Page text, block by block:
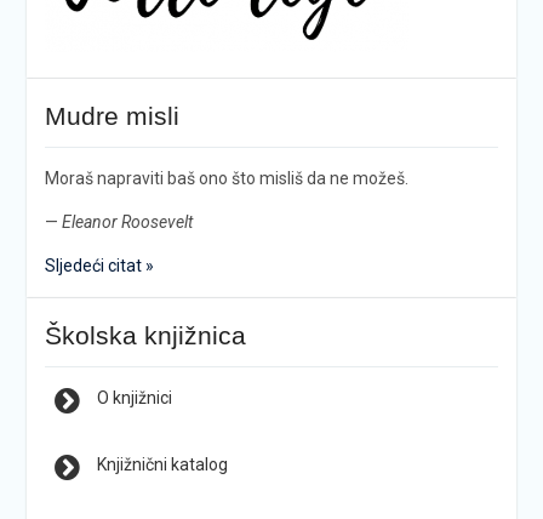
Mudre misli
Moraš napraviti baš ono što misliš da ne možeš.
— Eleanor Roosevelt
Sljedeći citat »
Školska knjižnica
O knjižnici
Knjižnični katalog